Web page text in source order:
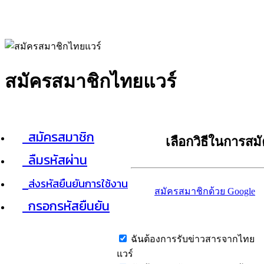
สมัครสมาชิกไทยแวร์
สมัครสมาชิก
ลืมรหัสผ่าน
ส่งรหัสยืนยันการใช้งาน
กรอกรหัสยืนยัน
เลือกวิธีในการส
สมัครสมาชิกด้วย Google
ฉันต้องการรับข่าวสารจากไทย
แวร์